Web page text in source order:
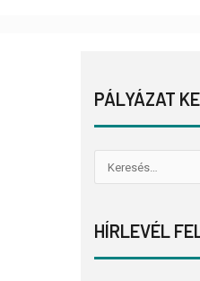
PÁLYÁZAT
HÍRLEVÉL